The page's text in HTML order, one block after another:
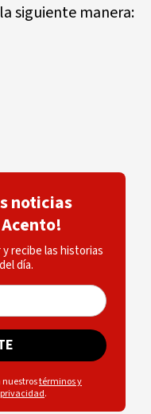
siguiente manera:
noticias
recibe las historias
día.
nuestrostérminos y
.